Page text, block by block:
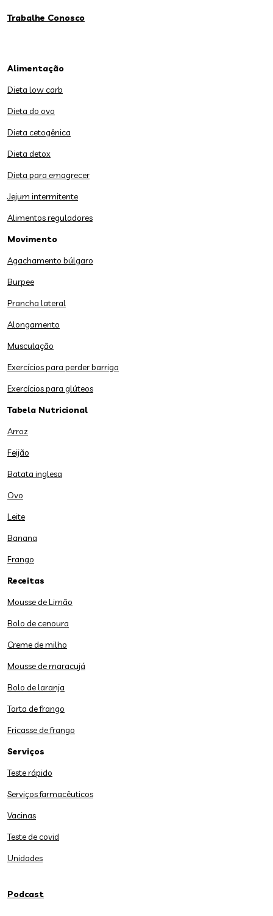
Trabalhe Conosco
Alimentação
Dieta low carb
Dieta do ovo
Dieta cetogênica
Dieta detox
Dieta para emagrecer
Jejum intermitente
Alimentos reguladores
Movimento
Agachamento búlgaro
Burpee
Prancha lateral
Alongamento
Musculação
Exercícios para perder barriga
Exercícios para glúteos
Tabela Nutricional
Arroz
Feijão
Batata inglesa
Ovo
Leite
Banana
Frango
Receitas
Mousse de Limão
Bolo de cenoura
Creme de milho
Mousse de maracujá
Bolo de laranja
Torta de frango
Fricasse de frango
Serviços
Teste rápido
Serviços farmacêuticos
Vacinas
Teste de covid
Unidades
Podcast